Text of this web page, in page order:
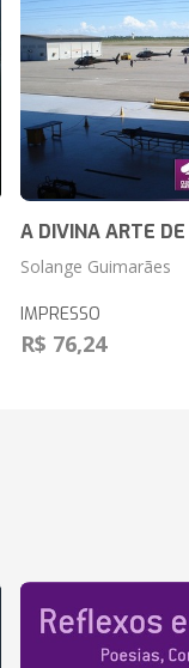
A DIVINA ARTE DE
Solange Guimarães
IMPRESSO
R$ 76,24